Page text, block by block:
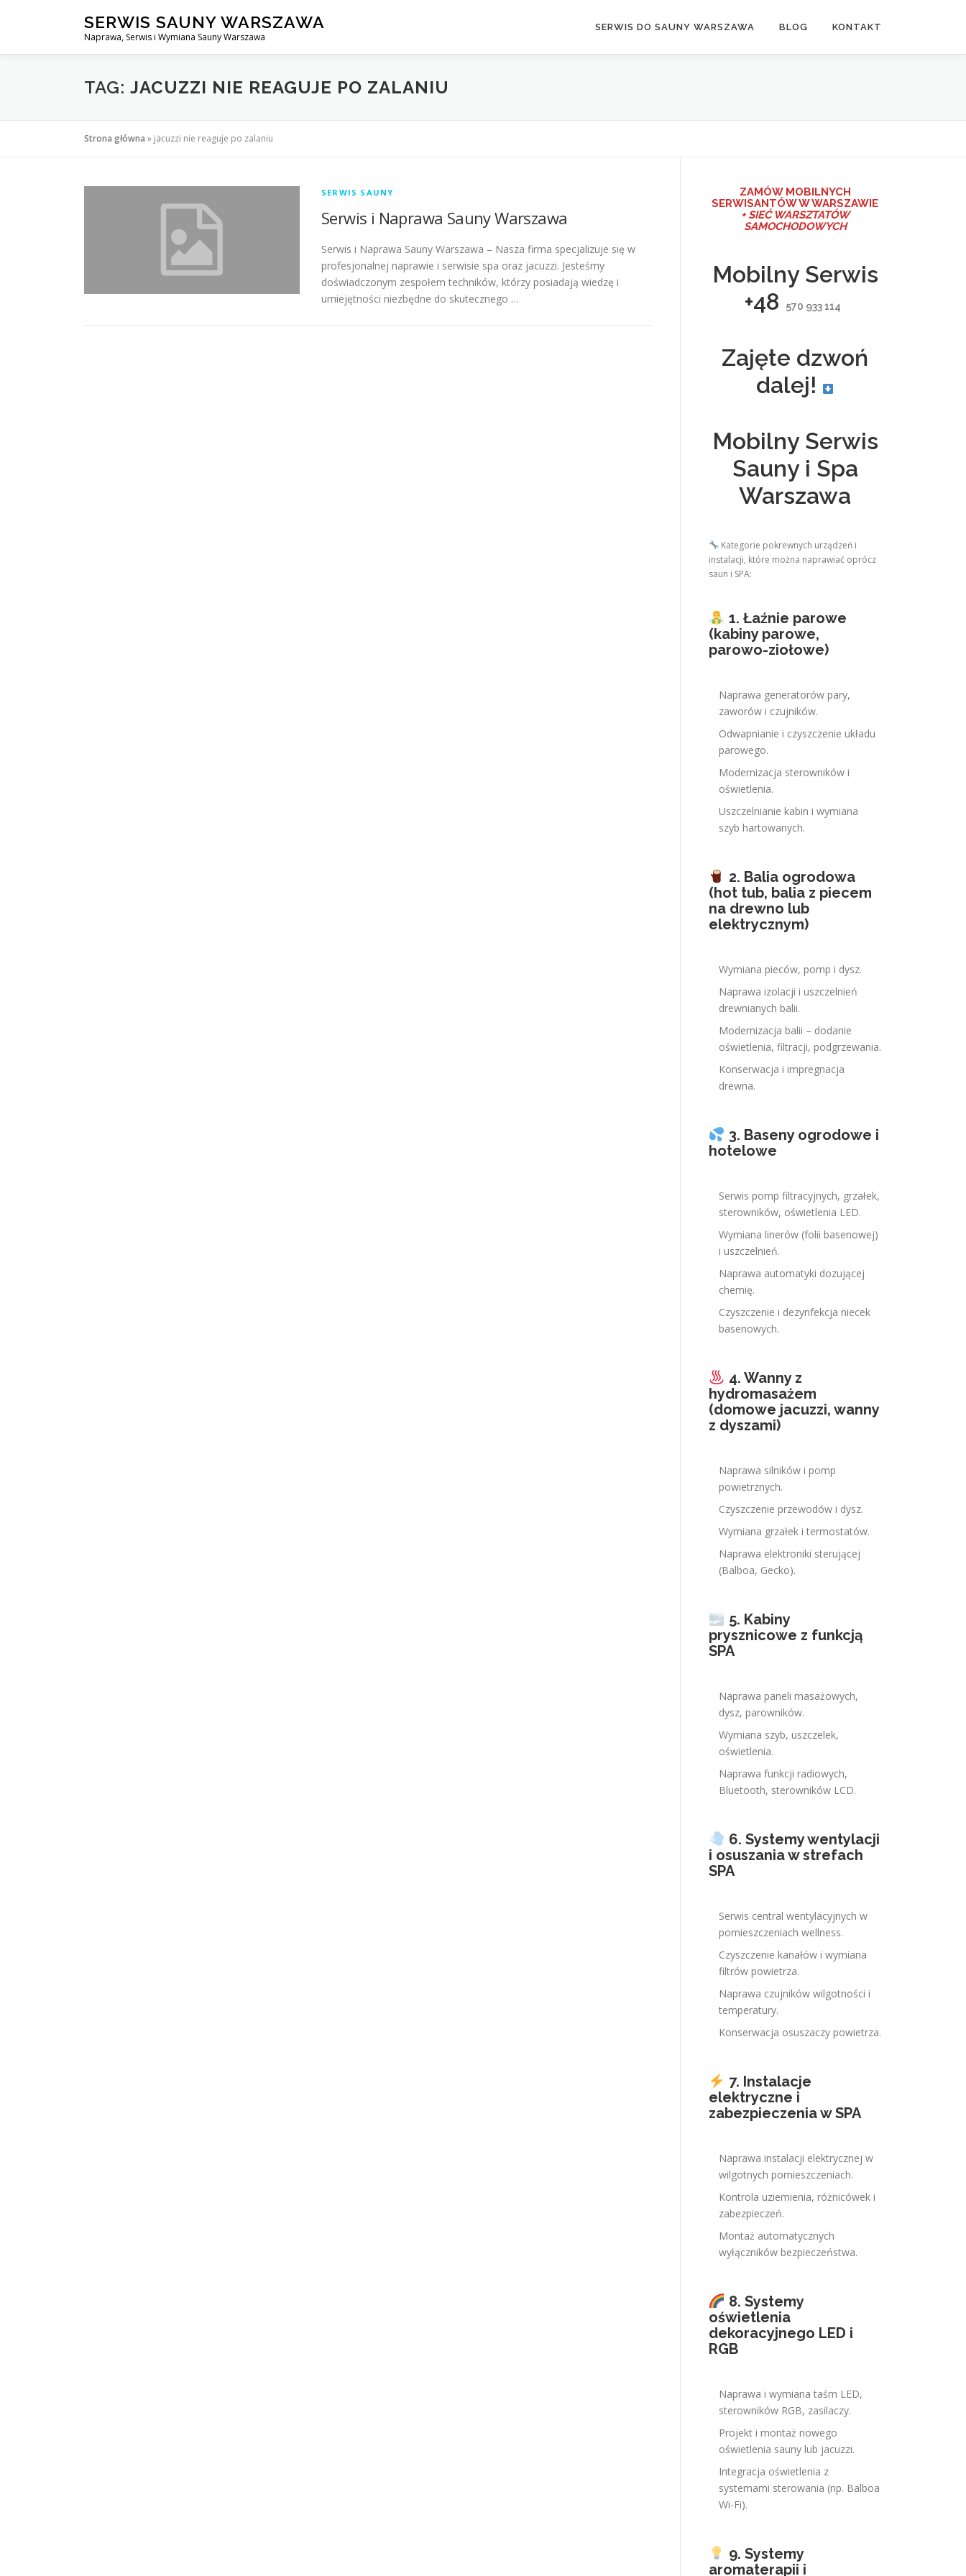
SERWIS SAUNY WARSZAWA
Naprawa, Serwis i Wymiana Sauny Warszawa
SERWIS DO SAUNY WARSZAWA BLOG KONTAKT
TAG: JACUZZI NIE REAGUJE PO ZALANIU
Strona główna » jacuzzi nie reaguje po zalaniu
SERWIS SAUNY
Serwis i Naprawa Sauny Warszawa
Serwis i Naprawa Sauny Warszawa – Nasza firma specjalizuje się w
profesjonalnej naprawie i serwisie spa oraz jacuzzi. Jesteśmy
doświadczonym zespołem techników, którzy posiadają wiedzę i
umiejętności niezbędne do skutecznego …
ZAMÓW MOBILNYCH
SERWISANTÓW W WARSZAWIE
+ SIEĆ WARSZTATÓW
SAMOCHODOWYCH
Mobilny Serwis
+48
570 933 114
Zajęte dzwoń
dalej!
Mobilny Serwis
Sauny i Spa
Warszawa
Kategorie pokrewnych urządzeń i
instalacji, które można naprawiać oprócz
saun i SPA:
1. Łaźnie parowe
(kabiny parowe,
parowo-ziołowe)
Naprawa generatorów pary,
zaworów i czujników.
Odwapnianie i czyszczenie układu
parowego.
Modernizacja sterowników i
oświetlenia.
Uszczelnianie kabin i wymiana
szyb hartowanych.
2. Balia ogrodowa
(hot tub, balia z piecem
na drewno lub
elektrycznym)
Wymiana pieców, pomp i dysz.
Naprawa izolacji i uszczelnień
drewnianych balii.
Modernizacja balii – dodanie
oświetlenia, filtracji, podgrzewania.
Konserwacja i impregnacja
drewna.
3. Baseny ogrodowe i
hotelowe
Serwis pomp filtracyjnych, grzałek,
sterowników, oświetlenia LED.
Wymiana linerów (folii basenowej)
i uszczelnień.
Naprawa automatyki dozującej
chemię.
Czyszczenie i dezynfekcja niecek
basenowych.
4. Wanny z
hydromasażem
(domowe jacuzzi, wanny
z dyszami)
Naprawa silników i pomp
powietrznych.
Czyszczenie przewodów i dysz.
Wymiana grzałek i termostatów.
Naprawa elektroniki sterującej
(Balboa, Gecko).
5. Kabiny
prysznicowe z funkcją
SPA
Naprawa paneli masażowych,
dysz, parowników.
Wymiana szyb, uszczelek,
oświetlenia.
Naprawa funkcji radiowych,
Bluetooth, sterowników LCD.
6. Systemy wentylacji
i osuszania w strefach
SPA
Serwis central wentylacyjnych w
pomieszczeniach wellness.
Czyszczenie kanałów i wymiana
filtrów powietrza.
Naprawa czujników wilgotności i
temperatury.
Konserwacja osuszaczy powietrza.
7. Instalacje
elektryczne i
zabezpieczenia w SPA
Naprawa instalacji elektrycznej w
wilgotnych pomieszczeniach.
Kontrola uziemienia, różnicówek i
zabezpieczeń.
Montaż automatycznych
wyłączników bezpieczeństwa.
8. Systemy
oświetlenia
dekoracyjnego LED i
RGB
Naprawa i wymiana taśm LED,
sterowników RGB, zasilaczy.
Projekt i montaż nowego
oświetlenia sauny lub jacuzzi.
Integracja oświetlenia z
systemami sterowania (np. Balboa
Wi-Fi).
9. Systemy
aromaterapii i